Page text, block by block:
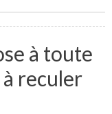
à toute
reculer